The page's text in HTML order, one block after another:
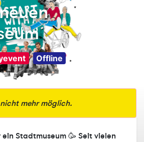
Offline
mehr möglich.
Stadtmuseum 🥳 Seit vielen